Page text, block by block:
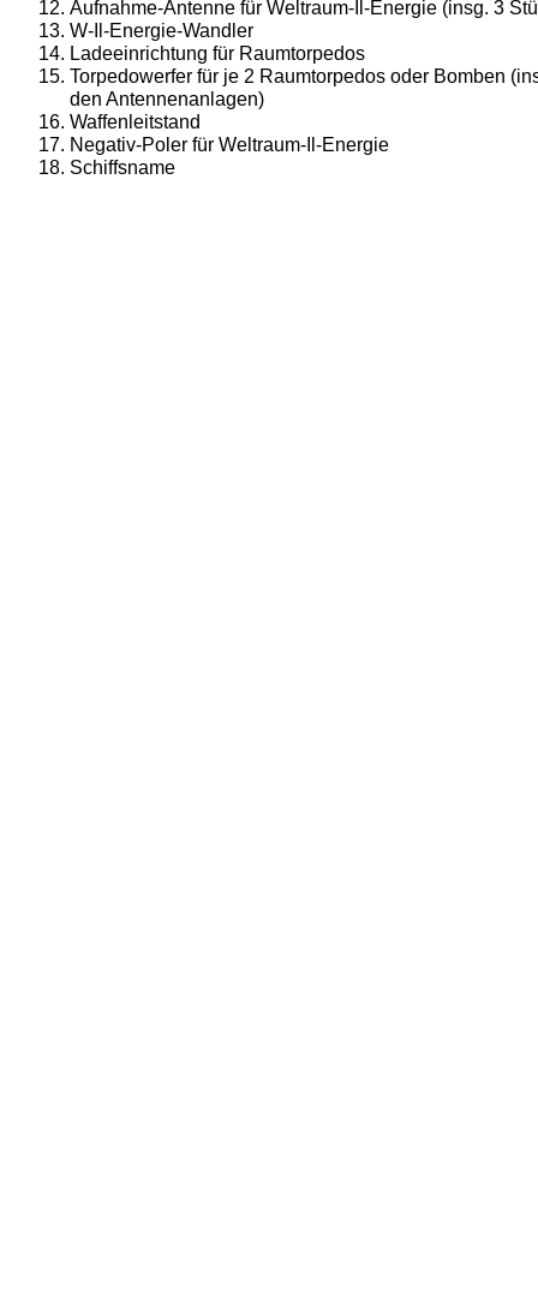
Aufnahme-Antenne für Weltraum-Il-Energie (insg. 3
W-Il-Energie-Wandler
Ladeeinrichtung für Raumtorpedos
Torpedowerfer für je 2 Raumtorpedos oder Bomben
den Antennenanlagen)
Waffenleitstand
Negativ-Poler für Weltraum-Il-Energie
Schiffsname